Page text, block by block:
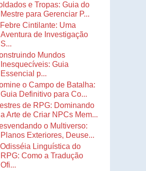
e Tropas: Guia do
Mestre para Gerenciar P...
Cintilante: Uma
Aventura de Investigação
S...
Mundos
Inesquecíveis: Guia
Essencial p...
o Campo de Batalha:
Guia Definitivo para Co...
de RPG: Dominando
a Arte de Criar NPCs Mem...
o Multiverso:
Planos Exteriores, Deuse...
Linguística do
RPG: Como a Tradução
Ofi...